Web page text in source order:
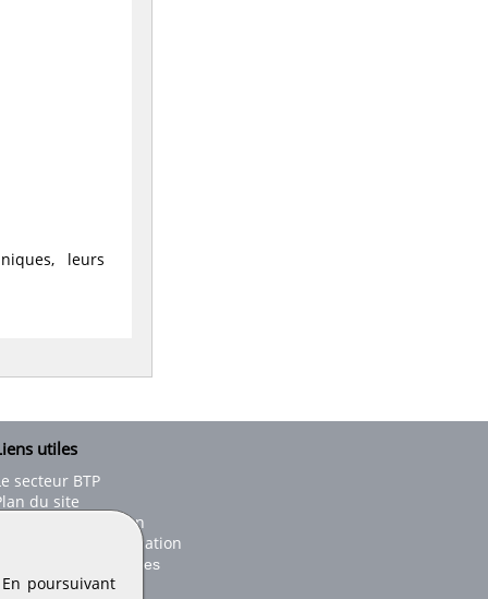
leurs
utiles
secteur BTP
du site
d'utilisation
de publication
des cookies
poursuivant